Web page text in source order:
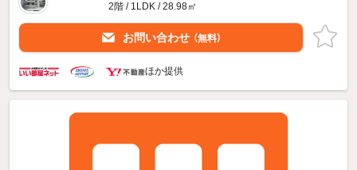
2階 / 1LDK / 28.98㎡
お問い合わせ （無料）
ほか提供